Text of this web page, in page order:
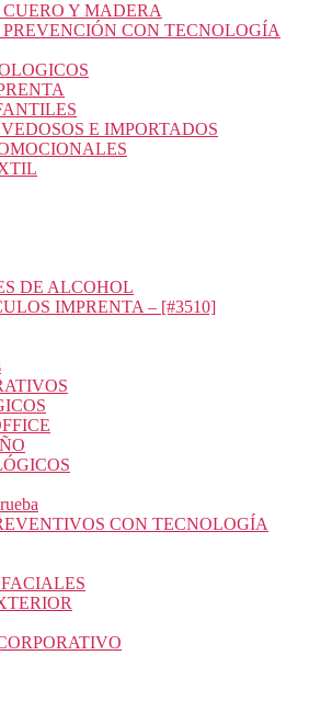
Y MADERA
CON TECNOLOGÍA
E IMPORTADOS
DE ALCOHOL
IMPRENTA – [#3510]
CON TECNOLOGÍA